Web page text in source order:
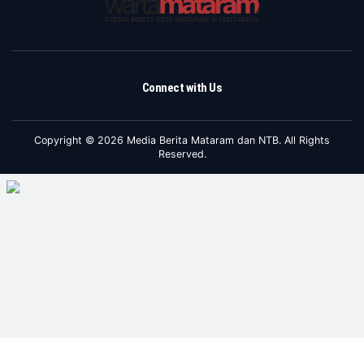
Connect with Us
Copyright © 2026 Media Berita Mataram dan NTB. All Rights
Reserved.